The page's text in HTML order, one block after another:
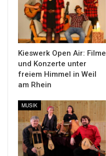
Kieswerk Open Air: Filme
und Konzerte unter
freiem Himmel in Weil
am Rhein
MUSIK